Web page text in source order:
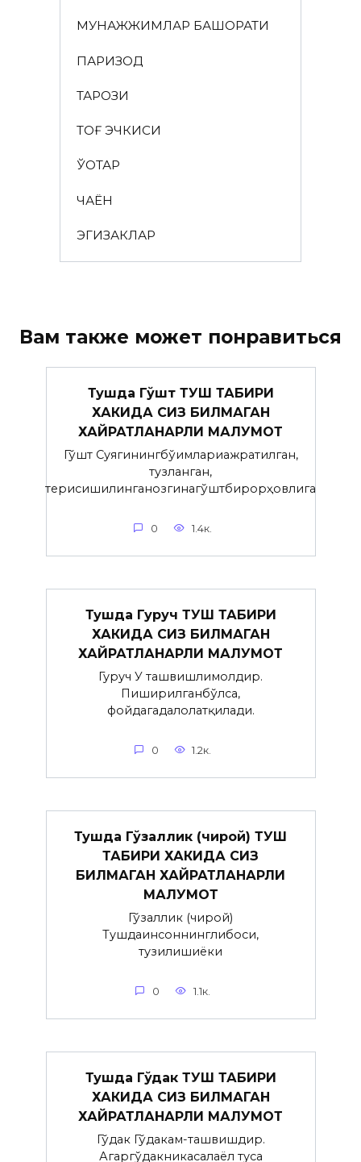
МУНАЖЖИМЛАР БАШОРАТИ
ПАРИЗОД
ТАРОЗИ
ТОҒ ЭЧКИСИ
ЎҚОТАР
ЧАЁН
ЭГИЗАКЛАР
Вам также может понравиться
Тушда Гўшт ТУШ ТАБИРИ
ХАКИДА СИЗ БИЛМАГАН
ХАЙРАТЛАНАРЛИ МАЛУМОТ
Гўшт Суягинингбўғимлариажратилган,
тузланган,
терисишилинганозгинагўштбирорҳовлига
0 1.4к.
Тушда Гуруч ТУШ ТАБИРИ
ХАКИДА СИЗ БИЛМАГАН
ХАЙРАТЛАНАРЛИ МАЛУМОТ
Гуруч У ташвишлимолдир.
Пиширилганбўлса,
фойдагадалолатқилади.
0 1.2к.
Тушда Гўзаллик (чирой) ТУШ
ТАБИРИ ХАКИДА СИЗ
БИЛМАГАН ХАЙРАТЛАНАРЛИ
МАЛУМОТ
Гўзаллик (чирой)
Тушдаинсоннинглибоси,
тузилишиёки
0 1.1к.
Тушда Гўдак ТУШ ТАБИРИ
ХАКИДА СИЗ БИЛМАГАН
ХАЙРАТЛАНАРЛИ МАЛУМОТ
Гўдак Гўдакғам-ташвишдир.
Агаргўдакникасалаёл туғса